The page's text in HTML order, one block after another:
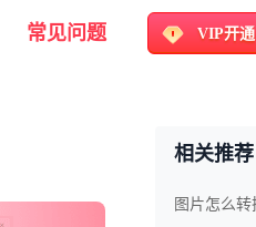
常见问题 VIP开通
相关推荐